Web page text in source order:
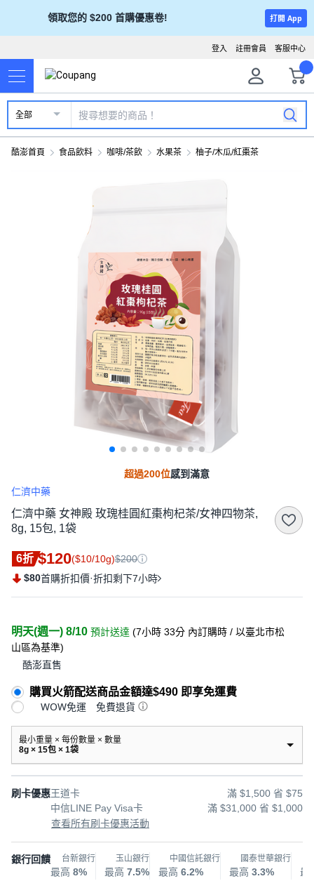
領取您的 $200 首購優惠卷! 打開 App
客服中心
註冊會員
登入
全部
酷澎首頁 食品飲料 咖啡/茶飲 水果茶 柚子/木瓜/紅棗茶
超過200位感到滿意
仁濟中藥
仁濟中藥 女神殿 玫瑰桂圓紅棗枸杞茶/女神四物茶,
8g, 15包, 1袋
6折 $120($10/10g)$200
$80首購折扣價·折扣剩下7小時
明天(週一) 8/10 預計送達 (7小時 33分 內訂購時 / 以臺北市松
山區為基準)
酷澎直售
購買火箭配送商品金額達$490 即享免運費
WOW免運 免費退貨
最小重量 × 每份數量 × 數量
8g × 15包 × 1袋
刷卡優惠王道卡
滿 $1,500 省 $75
中信LINE Pay Visa卡
滿 $31,000 省 $1,000
查看所有刷卡優惠活動
銀行回饋 台新銀行
最高 8%
玉山銀行
最高 7.5%
中國信託銀行
最高 6.2%
國泰世華銀行
最高 3.3% 最